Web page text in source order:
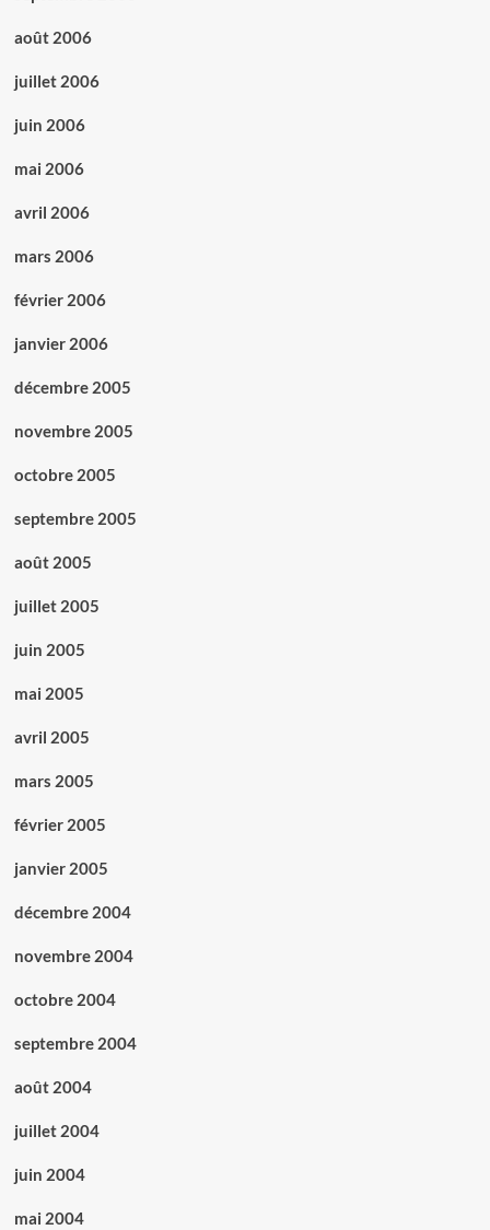
août 2006
juillet 2006
juin 2006
mai 2006
avril 2006
mars 2006
février 2006
janvier 2006
décembre 2005
novembre 2005
octobre 2005
septembre 2005
août 2005
juillet 2005
juin 2005
mai 2005
avril 2005
mars 2005
février 2005
janvier 2005
décembre 2004
novembre 2004
octobre 2004
septembre 2004
août 2004
juillet 2004
juin 2004
mai 2004